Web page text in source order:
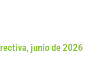
junio de 2026